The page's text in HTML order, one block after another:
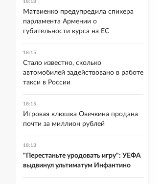
18:18
Матвиенко предупредила спикера
парламента Армении о
губительности курса на ЕС
18:15
Стало известно, сколько
автомобилей задействовано в работе
такси в России
18:15
Игровая клюшка Овечкина продана
почти за миллион рублей
18:13
"Перестаньте уродовать игру": УЕФА
выдвинул ультиматум Инфантино